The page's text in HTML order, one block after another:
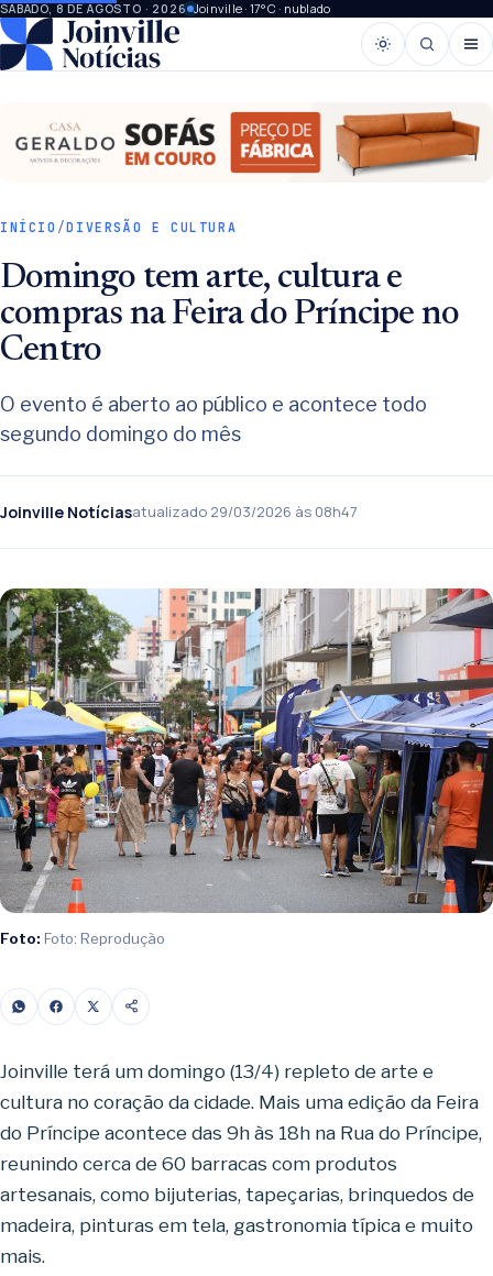
SÁBADO, 8 DE AGOSTO · 2026 Joinville · 17°C · nublado
INÍCIO /DIVERSÃO E CULTURA
Domingo tem arte, cultura e
compras na Feira do Príncipe no
Centro
O evento é aberto ao público e acontece todo
segundo domingo do mês
Joinville Notíciasatualizado 29/03/2026 às 08h47
Foto: Foto: Reprodução
Joinville terá um domingo (13/4) repleto de arte e
cultura no coração da cidade. Mais uma edição da Feira
do Príncipe acontece das 9h às 18h na Rua do Príncipe,
reunindo cerca de 60 barracas com produtos
artesanais, como bijuterias, tapeçarias, brinquedos de
madeira, pinturas em tela, gastronomia típica e muito
mais.